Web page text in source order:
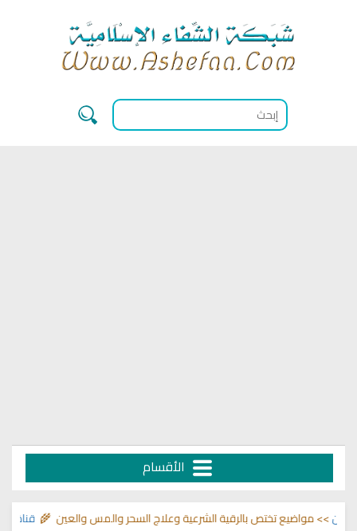
الأقسام
قناة وشفاءتختص بالرقية الشرعية وعلاج السحر والمس والعين 🌾